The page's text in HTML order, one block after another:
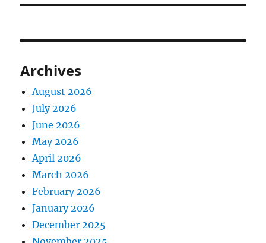
Archives
August 2026
July 2026
June 2026
May 2026
April 2026
March 2026
February 2026
January 2026
December 2025